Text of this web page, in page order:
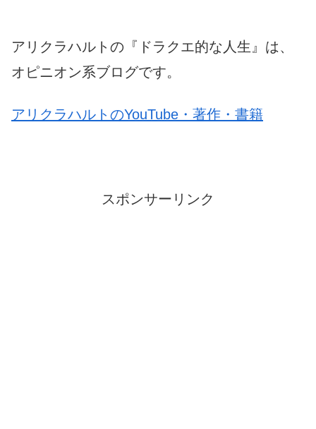
アリクラハルトの『ドラクエ的な人生』は、
オピニオン系ブログです。
アリクラハルトのYouTube・著作・書籍
スポンサーリンク